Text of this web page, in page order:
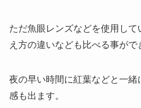
ただ魚眼レンズなどを使用して
え方の違いなども比べる事がで
夜の早い時間に紅葉などと一緒
感も出ます。